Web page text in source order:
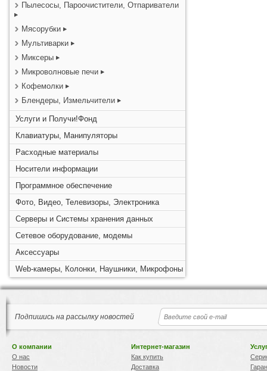
Пылесосы, Пароочистители, Отпариватели
Мясорубки
Мультиварки
Миксеры
Микроволновые печи
Кофемолки
Блендеры, Измельчители
Услуги и Получи!Фонд
Клавиатуры, Манипуляторы
Расходные материалы
Носители информации
Программное обеспечение
Фото, Видео, Телевизоры, Электроника
Серверы и Системы хранения данных
Сетевое оборудование, модемы
Аксессуары
Web-камеры, Колонки, Наушники, Микрофоны
Подпишись на рассылку новостей
О компании
О нас
Новости
Интернет-магазин
Как купить
Доставка